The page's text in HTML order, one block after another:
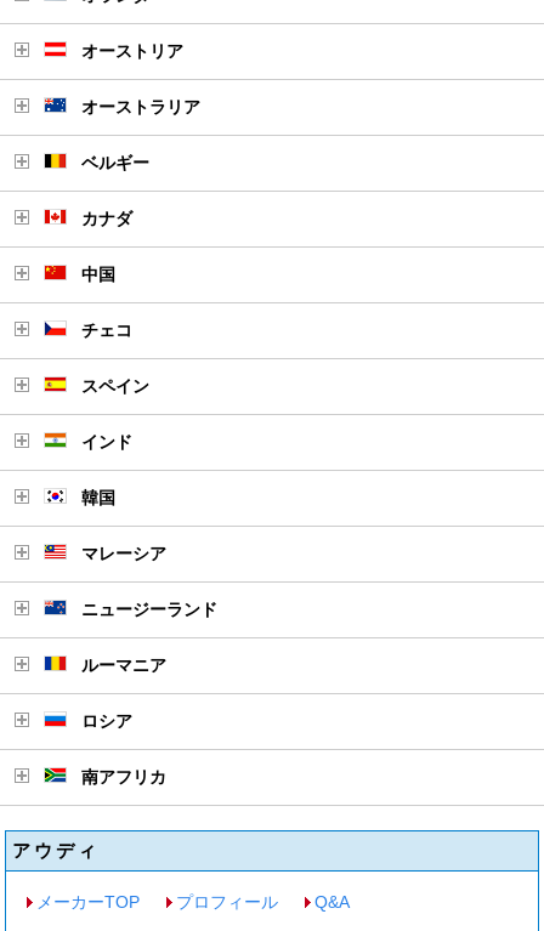
オーストリア
オーストラリア
ベルギー
カナダ
中国
チェコ
スペイン
インド
韓国
マレーシア
ニュージーランド
ルーマニア
ロシア
南アフリカ
アウディ
メーカーTOP プロフィール Q&A